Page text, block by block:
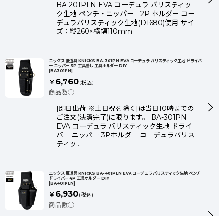
BA-201PLN EVA コーデュラ バリスティッ
ク生地 ペンチ・ニッパー 2P ホルダー コー
デュラバリスティック生地(D1680)使用 サイ
ズ：縦260×横幅110mm
ニックス 腰道具 KNICKS BA-301PN EVA コーデュラ バリスティック生地 ドライバ
ー ニッパー 3P 工具差し 工具ホルダー DIY
[BA301PN]
￥ 6,760(税込)
商品数◯
[即日出荷 ※土日祝を除く]は当日10時までの
ご注文(決済完了)に限ります。 BA-301PN
EVA コーデュラ バリスティック生地 ドライ
バー ニッパー 3Pホルダー コーデュラバリス
ティッ…
ニックス 腰道具 KNICKS BA-401PLN EVA コーデュラ バリスティック生地 ペンチ
ドライバー 4P 工具ホルダー DIY
[BA401PLN]
￥ 6,930(税込)
商品数◯